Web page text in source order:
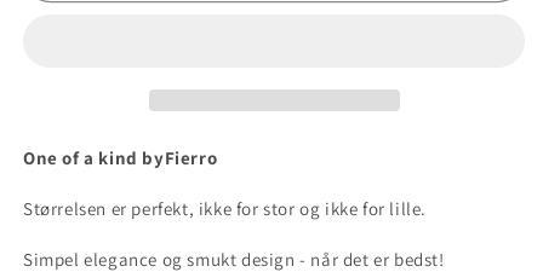
One of a kind byFierro
Størrelsen er perfekt, ikke for stor og ikke for lille.
Simpel elegance og smukt design - når det er bedst!